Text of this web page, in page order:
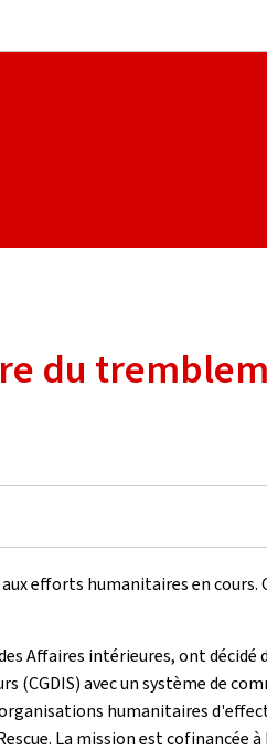
du
efforts humanitaires en cours.
Affaires intérieures, ont décidé
(CGDIS) avec un système de
humanitaires
. La mission est cofinancée